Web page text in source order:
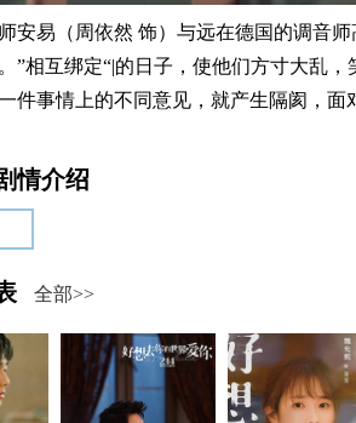
安易（周依然 饰）与远在德国的调音
”相互绑定“|的日子，使他们方寸大乱
件事情上的不同意见，就产生隔阂，
情介绍
全部>>